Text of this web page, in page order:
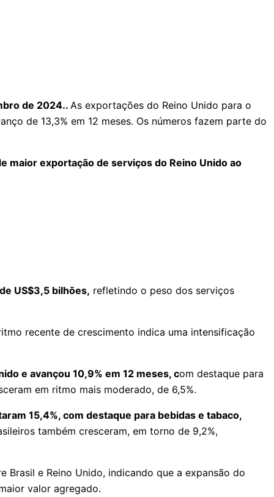
de 2024.. As exportações do Reino Unido para o
de 13,3% em 12 meses. Os números fazem parte do
maior exportação de serviços do Reino Unido ao
US$3,5 bilhões, refletindo o peso dos serviços
recente de crescimento indica uma intensificação
e avançou 10,9% em 12 meses, com destaque para
em ritmo mais moderado, de 6,5%.
15,4%, com destaque para bebidas e tabaco,
também cresceram, em torno de 9,2%,
e Reino Unido, indicando que a expansão do
valor agregado.